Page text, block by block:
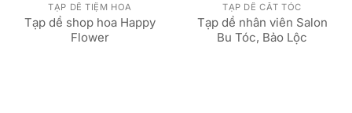
TẠP DỀ TIỆM HOA
Tạp dề shop hoa Happy
Flower
TẠP DỀ CẮT TÓC
Tạp dề nhân viên Salon
Bu Tóc, Bảo Lộc